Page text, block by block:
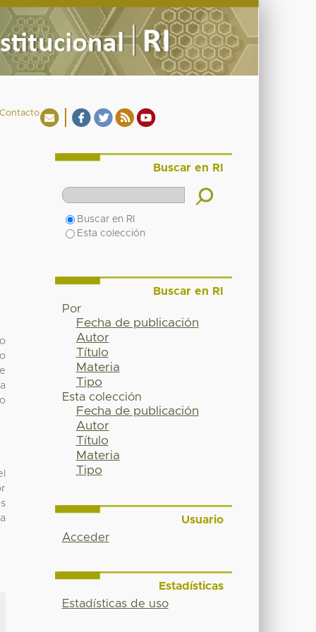
Buscar en RI
Buscar en RI
Esta colección
Buscar en RI
Por
Fecha de publicación
Autor
Título
Materia
Tipo
Esta colección
Fecha de publicación
Autor
Título
Materia
Tipo
Usuario
Acceder
Estadísticas
Estadísticas de uso